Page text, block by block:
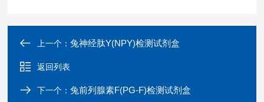
上一个：兔神经肽Y(NPY)检测试剂盒
返回列表
下一个：兔前列腺素F(PG-F)检测试剂盒